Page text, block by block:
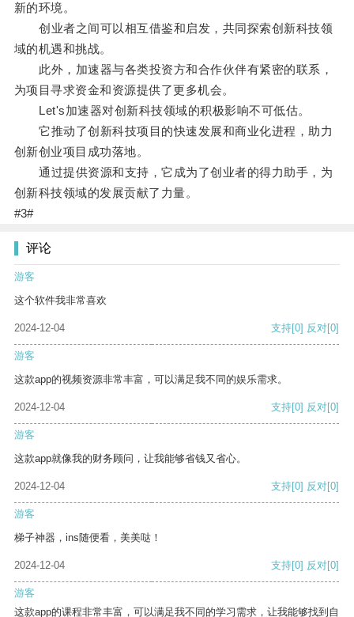
新的环境。
创业者之间可以相互借鉴和启发，共同探索创新科技领
域的机遇和挑战。
此外，加速器与各类投资方和合作伙伴有紧密的联系，
为项目寻求资金和资源提供了更多机会。
Let's加速器对创新科技领域的积极影响不可低估。
它推动了创新科技项目的快速发展和商业化进程，助力
创新创业项目成功落地。
通过提供资源和支持，它成为了创业者的得力助手，为
创新科技领域的发展贡献了力量。
#3#
评论
游客
这个软件我非常喜欢
2024-12-04 支持[0] 反对[0]
游客
这款app的视频资源非常丰富，可以满足我不同的娱乐需求。
2024-12-04 支持[0] 反对[0]
游客
这款app就像我的财务顾问，让我能够省钱又省心。
2024-12-04 支持[0] 反对[0]
游客
梯子神器，ins随便看，美美哒！
2024-12-04 支持[0] 反对[0]
游客
这款app的课程非常丰富，可以满足我不同的学习需求，让我能够找到自